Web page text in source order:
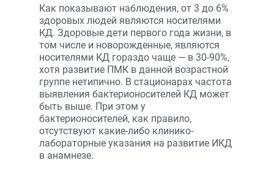
Как показывают наблюдения, от 3 до 6%
здоровых людей являются носителями
КД. Здоровые дети первого года жизни, в
том числе и новорожденные, являются
носителями КД гораздо чаще — в 30-90%,
хотя развитие ПМК в данной возрастной
группе нетипично. В стационарах частота
выявления бактерионосителей КД может
быть выше. При этом у
бактерионосителей, как правило,
отсутствуют какие-либо клинико-
лабораторные указания на развитие ИКД
в анамнезе.